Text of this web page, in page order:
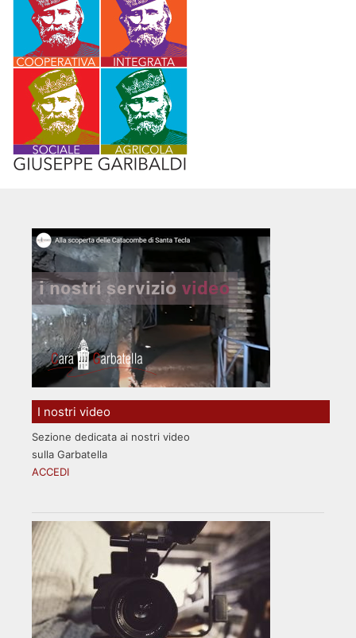
I nostri video
Sezione dedicata ai nostri video
sulla Garbatella
ACCEDI